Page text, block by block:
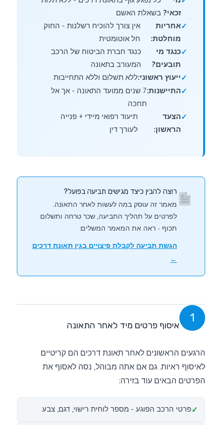
זכאי? בשאלת האשם
אחריות
מוחלטת:
אין צורך להוכיח רשלנות - החוק
חל אוטומטית
כנגד מי
תובעים?
כנגד חברת הביטוח של הרכב
המעורב בתאונה
ייעוץ ראשוני:ללא תשלום וללא התחייבות
התיישנות:
7 שנים ממועד התאונה - אך אל
תחכה
הצעד
הראשון:
תיעוד רפואי מיידי + פנייה
לעורך דין
רוצה להבין כיצד מגישים תביעה בפועל?
מאמר זה עוסק במה לעשות לאחר התאונה.
לפרטים על תהליך התביעה, שכר טרחה ותשלום
תכוף - ראה את המאמר המשלים:
הגשת תביעה לקבלת פיצויים בגין תאונת דרכים
←
1
איסוף פרטים מיד לאחר התאונה
הרגעים הראשונים לאחר תאונת דרכים הם קריטיים
לאיסוף ראיות. גם אם אתה מבוהל, נסה לאסוף את
הפרטים הבאים עוד בזירה:
פרטי הרכב הפוגע - מספר לוחית רישוי, דגם, צבע